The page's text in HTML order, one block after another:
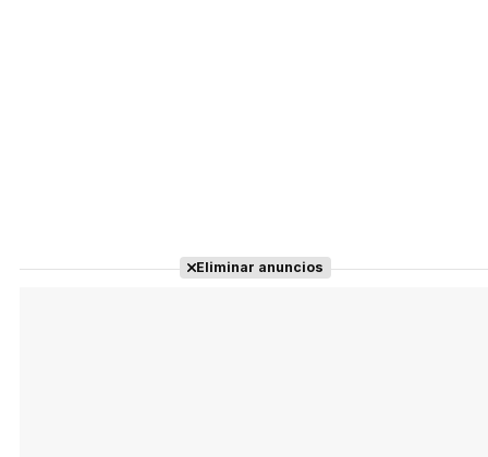
Eliminar anuncios